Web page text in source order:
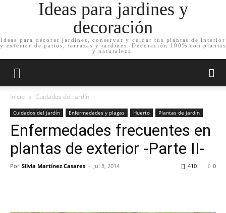
Ideas para jardines y
decoración
Ideas para decorar jardines, conservar y cuidar tus plantas de interior
y exterior de patios, terrazas y jardines. Decoración 100% con plantas
y naturaleza.
Inicio Cuidados del jardín
Cuidados del jardín Enfermedades y plagas Huerto Plantas de jardín
Enfermedades frecuentes en
plantas de exterior -Parte II-
Por Silvia Martínez Casares - Jul 8, 2014 0
410